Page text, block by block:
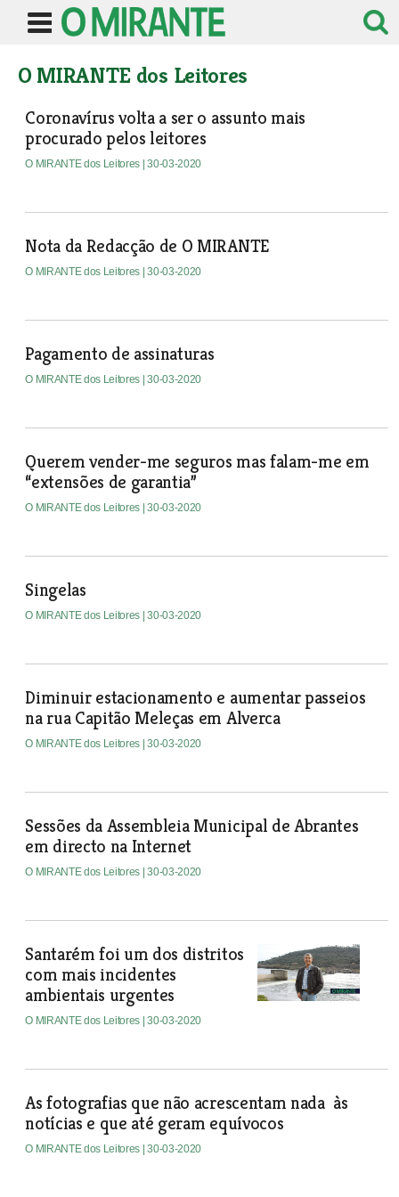
O MIRANTE dos Leitores
Coronavírus volta a ser o assunto mais
procurado pelos leitores
O MIRANTE dos Leitores | 30-03-2020
Nota da Redacção de O MIRANTE
O MIRANTE dos Leitores | 30-03-2020
Pagamento de assinaturas
O MIRANTE dos Leitores | 30-03-2020
Querem vender-me seguros mas falam-me em
“extensões de garantia”
O MIRANTE dos Leitores | 30-03-2020
Singelas
O MIRANTE dos Leitores | 30-03-2020
Diminuir estacionamento e aumentar passeios
na rua Capitão Meleças em Alverca
O MIRANTE dos Leitores | 30-03-2020
Sessões da Assembleia Municipal de Abrantes
em directo na Internet
O MIRANTE dos Leitores | 30-03-2020
Santarém foi um dos distritos
com mais incidentes
ambientais urgentes
O MIRANTE dos Leitores | 30-03-2020
As fotografias que não acrescentam nada às
notícias e que até geram equívocos
O MIRANTE dos Leitores | 30-03-2020